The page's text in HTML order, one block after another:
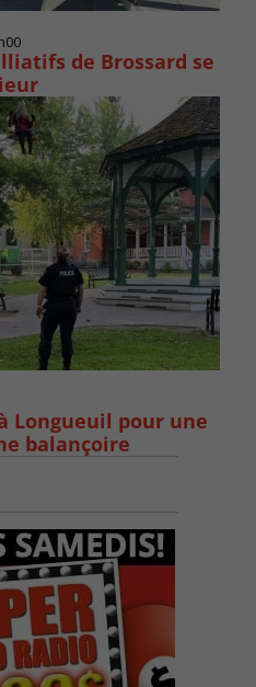
de Brossard se
Longueuil pour une
balançoire